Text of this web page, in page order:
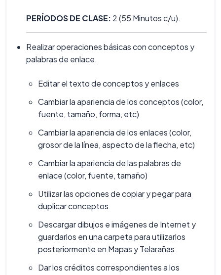
PERÍODOS DE CLASE: 2 (55 Minutos c/u).
Realizar operaciones básicas con conceptos y
palabras de enlace.
Editar el texto de conceptos y enlaces
Cambiar la apariencia de los conceptos (color,
fuente, tamaño, forma, etc)
Cambiar la apariencia de los enlaces (color,
grosor de la línea, aspecto de la flecha, etc)
Cambiar la apariencia de las palabras de
enlace (color, fuente, tamaño)
Utilizar las opciones de copiar y pegar para
duplicar conceptos
Descargar dibujos e imágenes de Internet y
guardarlos en una carpeta para utilizarlos
posteriormente en Mapas y Telarañas
Dar los créditos correspondientes a los